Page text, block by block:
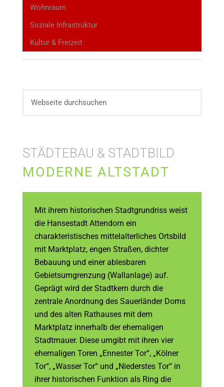
Wohnraum
Soziale Infrastruktur
Kultur & Freizeit
STÄDTEBAU & STADTBILD
MODERNE ALTSTADT
Mit ihrem historischen Stadtgrundriss weist
die Hansestadt Attendorn ein
charakteristisches mittelalterliches Ortsbild
mit Marktplatz, engen Straßen, dichter
Bebauung und einer ablesbaren
Gebietsumgrenzung (Wallanlage) auf.
Geprägt wird der Stadtkern durch die
zentrale Anordnung des Sauerländer Doms
und des alten Rathauses mit dem
Marktplatz innerhalb der ehemaligen
Stadtmauer. Diese umgibt mit ihren vier
ehemaligen Toren „Ennester Tor“, „Kölner
Tor“, „Wasser Tor“ und „Niederstes Tor“ in
ihrer historischen Funktion als Ring die